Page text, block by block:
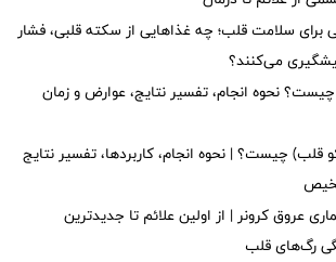
برای سلامت قلب؛ چه غذاهایی از سکته قلبی، فشار
می‌کنند؟
نحوه انجام، تفسیر نتایج، عوارض و زمان
قلب) چیست؟ | نحوه انجام، کاربردها، تفسیر نتایج
عروق کرونر | از اولین علائم تا جدیدترین
رگ‌های قلب